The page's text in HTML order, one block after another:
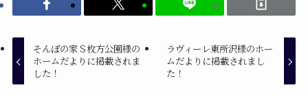
そんぽの家Ｓ枚方公園様の
ホームだよりに掲載されま
した！
ラヴィーレ東所沢様のホー
ムだよりに掲載されまし
た！